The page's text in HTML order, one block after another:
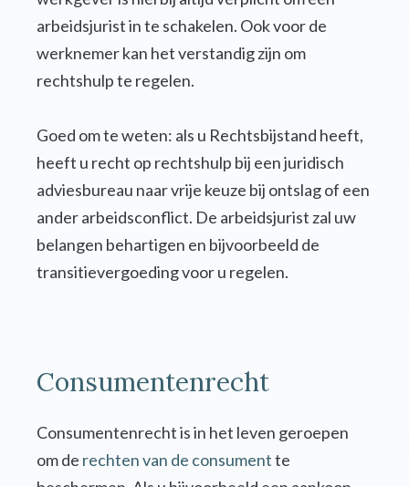
arbeidsjurist in te schakelen. Ook voor de
werknemer kan het verstandig zijn om
rechtshulp te regelen.
Goed om te weten: als u Rechtsbijstand heeft,
heeft u recht op rechtshulp bij een juridisch
adviesbureau naar vrije keuze bij ontslag of een
ander arbeidsconflict. De arbeidsjurist zal uw
belangen behartigen en bijvoorbeeld de
transitievergoeding voor u regelen.
Consumentenrecht
Consumentenrecht is in het leven geroepen
om de rechten van de consumentte